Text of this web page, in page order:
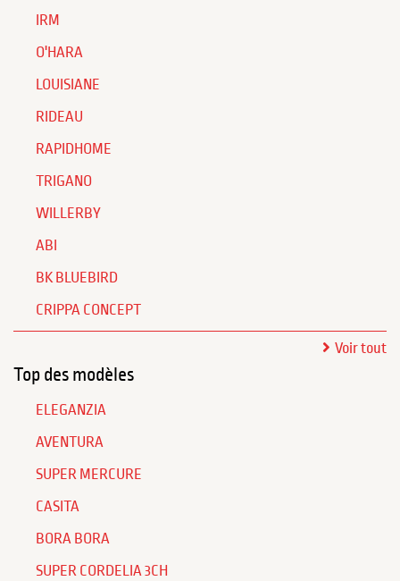
IRM
O'HARA
LOUISIANE
RIDEAU
RAPIDHOME
TRIGANO
WILLERBY
ABI
BK BLUEBIRD
CRIPPA CONCEPT
Voir tout
Top des modèles
ELEGANZIA
AVENTURA
SUPER MERCURE
CASITA
BORA BORA
SUPER CORDELIA 3CH